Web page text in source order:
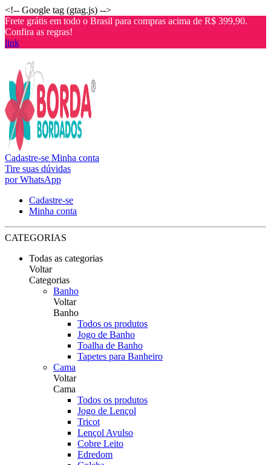
<!-- Google tag (gtag.js) -->
Frete grátis em todo o Brasil para compras acima de R$ 399,90.
Confira as regras!
link
Cadastre-se Minha conta
Tire suas dúvidas
por WhatsApp
Cadastre-se
Minha conta
CATEGORIAS
Todas as categorias
Voltar
Categorias
Banho
Voltar
Banho
Todos os produtos
Jogo de Banho
Toalha de Banho
Tapetes para Banheiro
Cama
Voltar
Cama
Todos os produtos
Jogo de Lençol
Tricot
Lençol Avulso
Cobre Leito
Edredom